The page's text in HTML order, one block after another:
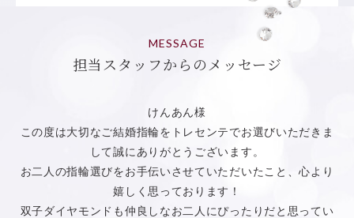
MESSAGE
担当スタッフからのメッセージ
けんあん様
この度は大切なご結婚指輪をトレセンテでお選びいただきま
して誠にありがとうございます。
お二人の指輪選びをお手伝いさせていただいたこと、心より
嬉しく思っております！
双子ダイヤモンドも仲良しなお二人にぴったりだと思ってい